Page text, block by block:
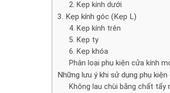
2. Kẹp kính dưới
3. Kẹp kính góc (Kẹp L)
4. Kẹp kính trên
5. Kẹp ty
6. Kẹp khóa
Phân loại phụ kiện cửa kính
Những lưu ý khi sử dụng phụ
Không lau chùi bằng chất tẩy